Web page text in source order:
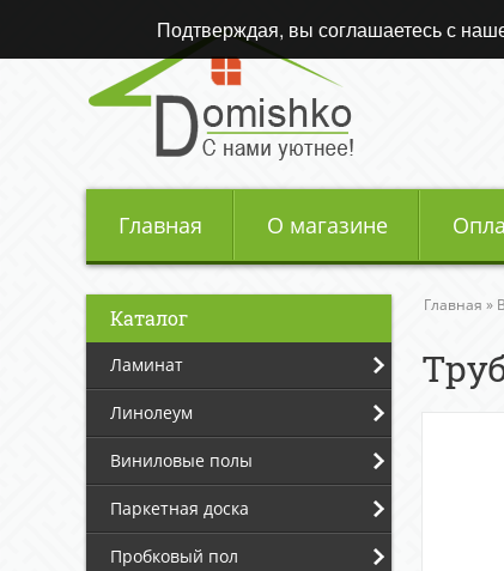
Главная О магазине
Каталог
Ламинат
Линолеум
Виниловые полы
Паркетная доска
Пробковый пол
Главная »
Подтверждая, вы соглашаетесь с